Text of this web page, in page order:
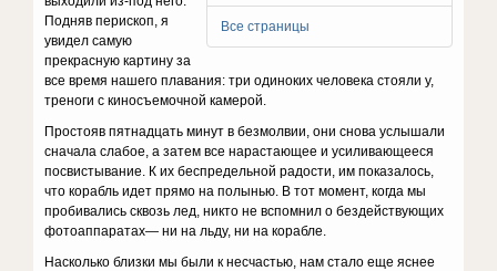
Все страницы
Подняв пери­скоп, я
увидел самую
прекрасную картину за
все вре­мя нашего плавания: три одиноких человека стояли у,
треноги с киносъемочной камерой.
Простояв пятнадцать минут в безмолвии, они снова услышали
сначала слабое, а затем все нарастающее и усиливающееся
посвистывание. К их беспредельной радости, им показалось,
что корабль идет прямо на полынью. В тот момент, когда мы
пробивались сквозь лед, никто не вспомнил о бездействующих
фотоаппа­ратах— ни на льду, ни на корабле.
Насколько близки мы были к несчастью, нам стало еще яснее